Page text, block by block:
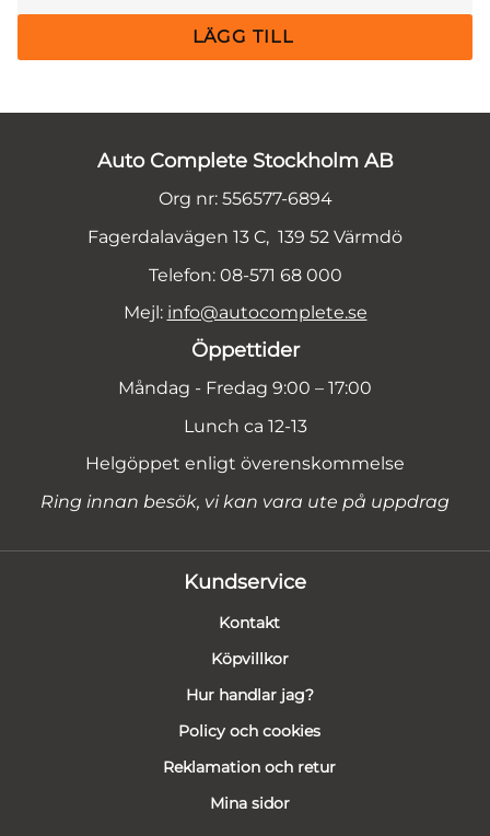
Auto Complete Stockholm AB
Org nr: 556577-6894
Fagerdalavägen 13 C, 139 52 Värmdö
Telefon: 08-571 68 000
Mejl: info@autocomplete.se
Öppettider
Måndag - Fredag 9:00 – 17:00
Lunch ca 12-13
Helgöppet enligt överenskommelse
Ring innan besök, vi kan vara ute på uppdrag
Kundservice
Kontakt
Köpvillkor
Hur handlar jag?
Policy och cookies
Reklamation och retur
Mina sidor